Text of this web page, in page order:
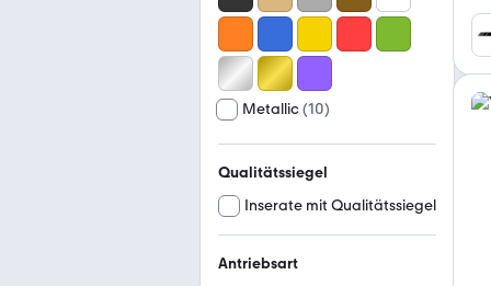
Metallic(10)
Qualitätssiegel
Inserate mit Qualitätssiegel
Antriebsart